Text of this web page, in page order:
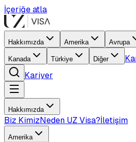
İçeriğe atla
Hakkımızda Amerika Avrupa
Kanada Türkiye Diğer
Kariyer
Hakkımızda
Biz KimizNeden UZ Visa?İletişim
Amerika